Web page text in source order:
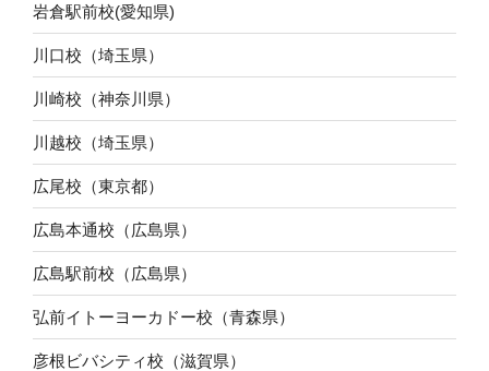
岩倉駅前校(愛知県)
川口校（埼玉県）
川崎校（神奈川県）
川越校（埼玉県）
広尾校（東京都）
広島本通校（広島県）
広島駅前校（広島県）
弘前イトーヨーカドー校（青森県）
彦根ビバシティ校（滋賀県）